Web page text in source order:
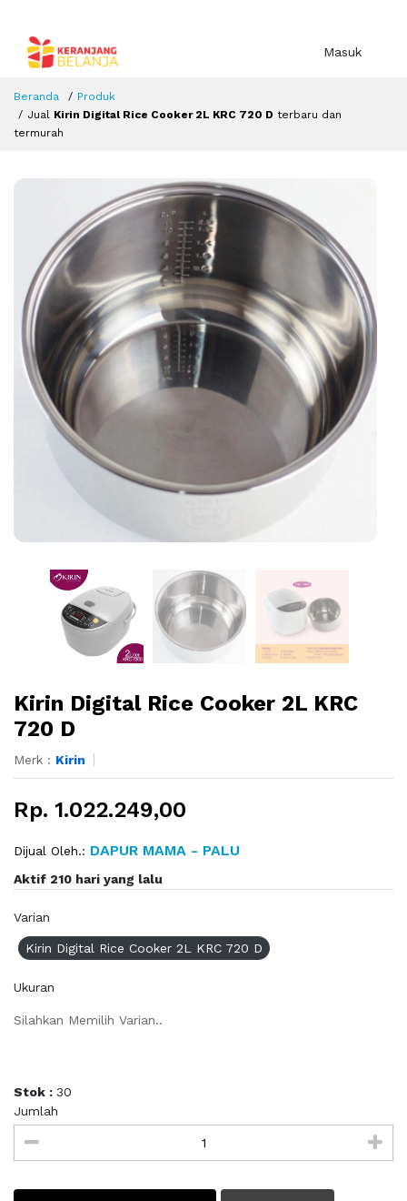
Masuk
Beranda
Produk
Jual Kirin Digital Rice Cooker 2L KRC 720 D terbaru dan
termurah
Kirin Digital Rice Cooker 2L KRC
720 D
Merk : Kirin
Rp. 1.022.249,00
Dijual Oleh.: DAPUR MAMA - PALU
Aktif 210 hari yang lalu
Varian
Kirin Digital Rice Cooker 2L KRC 720 D
Ukuran
Silahkan Memilih Varian..
Stok : 30
Jumlah